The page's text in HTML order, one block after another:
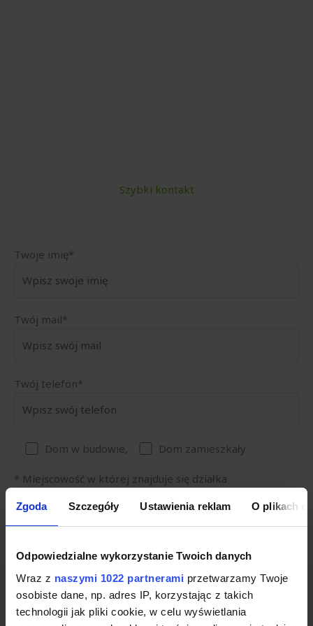
Zgoda Szczegóły Ustawienia reklam O plikach
Odpowiedzialne wykorzystanie Twoich danych
Wraz z naszymi 1022 partnerami przetwarzamy Twoje
osobiste dane, np. adres IP, korzystając z takich
technologii jak pliki cookie, w celu wyświetlania
Szybki kontakt
Twoje imię*
Twój mail*
Twój telefon*
Dom w budowie, Dom zamieszkały
* Miejscowość w której znajduje się działka